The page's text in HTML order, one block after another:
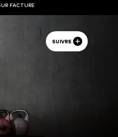
FACTURE
SUIVRE